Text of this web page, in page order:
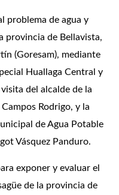
problema de agua y
provincia de Bellavista,
(Goresam), mediante
Huallaga Central y
del alcalde de la
Rodrigo, y la
de Agua Potable
Vásquez Panduro.
exponer y evaluar el
de la provincia de